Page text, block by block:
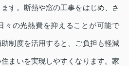
す。断熱や窓の工事をはじめ、さ
々の光熱費を抑えることが可能で
制度を活用すると、ご負担も軽減
まいを実現しやすくなります。家